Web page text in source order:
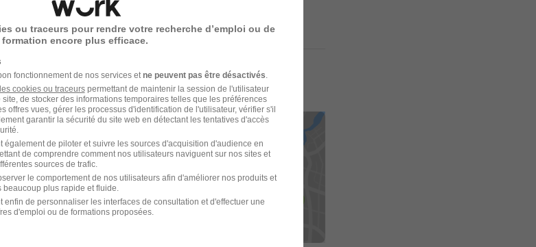
nos postes sont ouverts aux personnes en situation de
Localiser le poste
ou traceurs pour rendre votre recherche d’emploi ou de
formation encore plus efficace.
fonctionnement de nos services et ne peuvent pas être désactivés
cookies ou traceurspermettant de maintenir la session de l'utilisateur
de stocker des informations temporaires telles que les préférences
offres vues, gérer les processus d'identification de l'utilisateur, vérifier s'il
garantir la sécurité du site web en détectant les tentatives d'accès
également de piloter et suivre les sources d'acquisition d'audience en
de comprendre comment nos utilisateurs naviguent sur nos sites et
sources de trafic.
le comportement de nos utilisateurs afin d'améliorer nos produits et
plus rapide et fluide.
enfin de personnaliser les interfaces de consultation et d'effectuer une
d'emploi ou de formations proposées.